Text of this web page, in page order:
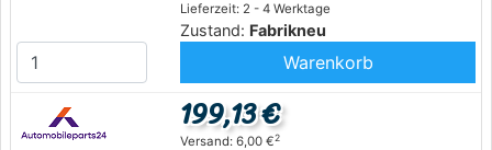
Lieferzeit: 2 - 4 Werktage
Zustand: Fabrikneu
Warenkorb
199,13 €
Versand: 6,00 €2